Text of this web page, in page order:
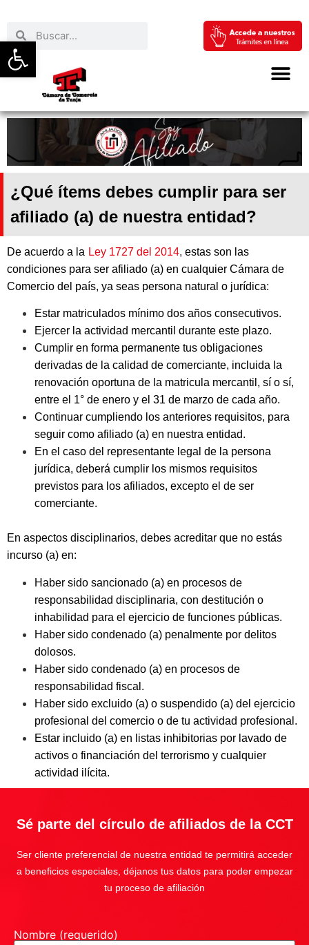
Abrir barra de herramientas
¿Qué ítems debes cumplir para ser
afiliado (a) de nuestra entidad?
De acuerdo a la Ley 1727 del 2014, estas son las
condiciones para ser afiliado (a) en cualquier Cámara de
Comercio del país, ya seas persona natural o jurídica:
Estar matriculados mínimo dos años consecutivos.
Ejercer la actividad mercantil durante este plazo.
Cumplir en forma permanente tus obligaciones
derivadas de la calidad de comerciante, incluida la
renovación oportuna de la matricula mercantil, sí o sí,
entre el 1° de enero y el 31 de marzo de cada año.
Continuar cumpliendo los anteriores requisitos, para
seguir como afiliado (a) en nuestra entidad.
En el caso del representante legal de la persona
jurídica, deberá cumplir los mismos requisitos
previstos para los afiliados, excepto el de ser
comerciante.
En aspectos disciplinarios, debes acreditar que no estás
incurso (a) en:
Haber sido sancionado (a) en procesos de
responsabilidad disciplinaria, con destitución o
inhabilidad para el ejercicio de funciones públicas.
Haber sido condenado (a) penalmente por delitos
dolosos.
Haber sido condenado (a) en procesos de
responsabilidad fiscal.
Haber sido excluido (a) o suspendido (a) del ejercicio
profesional del comercio o de tu actividad profesional.
Estar incluido (a) en listas inhibitorias por lavado de
activos o financiación del terrorismo y cualquier
actividad ilícita.
Sé parte del círculo de afiliados de la CCT
Ser cliente preferencial de nuestra entidad te permitirá acceder
a beneficios especiales, déjanos tus datos para poder empezar
tu proceso de afiliación
Nombre (requerido)